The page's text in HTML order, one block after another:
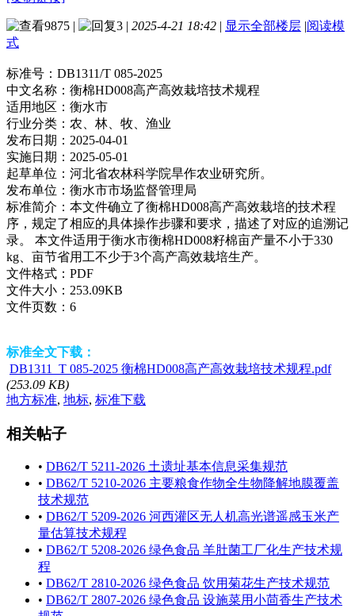
9875 | 3 | 2025-4-21 18:42 | 显示全部楼层 |阅读模
式
标准号： DB1311/T 085-2025
中文名称： 衡棉HD008高产高效栽培技术规程
适用地区： 衡水市
行业分类： 农、林、牧、渔业
发布日期： 2025-04-01
实施日期： 2025-05-01
起草单位： 河北省农林科学院旱作农业研究所。
发布单位： 衡水市市场监督管理局
标准简介： 本文件确立了衡棉HD008高产高效栽培的技术程
序，规定了相应的具体操作步骤和要求，描述了对应的追溯记
录。 本文件适用于衡水市衡棉HD008籽棉亩产量不小于330
kg、亩节省用工不少于3个高产高效栽培生产。
文件格式： PDF
文件大小： 253.09KB
文件页数： 6
标准全文下载：
DB1311_T 085-2025 衡棉HD008高产高效栽培技术规程.pdf
(253.09 KB)
地方标准, 地标, 标准下载
相关帖子
• DB62/T 5211-2026 土遗址基本信息采集规范
• DB62/T 5210-2026 主要粮食作物全生物降解地膜覆盖
技术规范
• DB62/T 5209-2026 河西灌区无人机高光谱遥感玉米产
量估算技术规程
• DB62/T 5208-2026 绿色食品 羊肚菌工厂化生产技术规
程
• DB62/T 2810-2026 绿色食品 饮用菊花生产技术规范
• DB62/T 2807-2026 绿色食品 设施菜用小茴香生产技术